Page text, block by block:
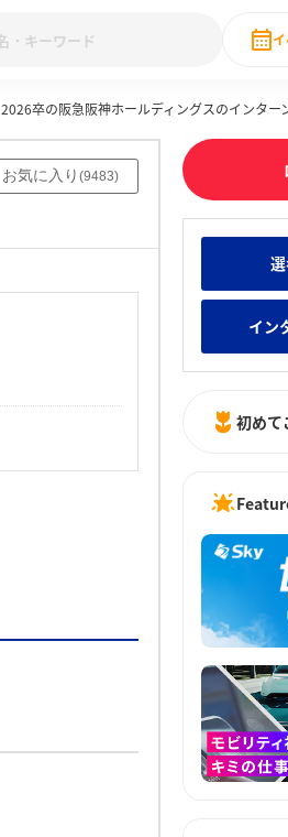
みんなの新卒就職人気企業ランキ
28卒 IT・DX現場社員インタビュ
2026卒の阪急阪神ホールディングスのインター
お気に入り (9483)
イン
初めて